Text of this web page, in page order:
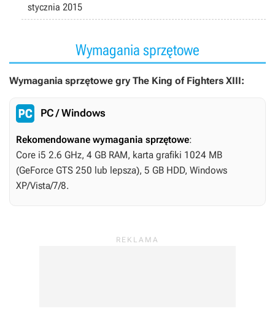
stycznia 2015
Wymagania sprzętowe
Wymagania sprzętowe gry The King of Fighters XIII:
PC / Windows
Rekomendowane wymagania sprzętowe:
Core i5 2.6 GHz, 4 GB RAM, karta grafiki 1024 MB
(GeForce GTS 250 lub lepsza), 5 GB HDD, Windows
XP/Vista/7/8.